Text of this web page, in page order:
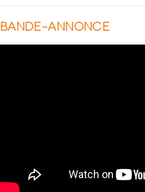
BANDE-ANNONCE